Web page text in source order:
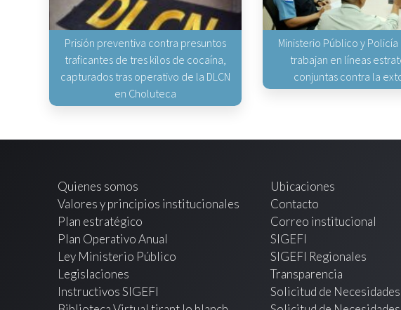
Prisión preventiva contra presuntos
traficantes de tres kilos de cocaína,
capturados tras operativo de la DLCN
en Choluteca
Ministerio Público y Policía
trabajan en líneas
conjuntas contra la
Quienes somos
Valores y principios institucionales
Plan estratégico
Plan Operativo Anual
Ley Ministerio Público
Legislaciones
Instructivos SIGEFI
Ubicaciones
Contacto
Correo institucional
SIGEFI
SIGEFI Regionales
Transparencia
Solicitud de